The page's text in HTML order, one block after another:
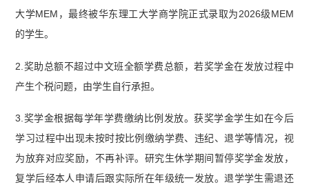
大学MEM，最终被华东理工大学商学院正式录取为2026级MEM
的学生。
2.奖助总额不超过中文班全额学费总额，若奖学金在发放过程中
产生个税问题，由学生自行承担。
3.奖学金根据每学年学费缴纳比例发放。获奖学金学生如在今后
学习过程中出现未按时按比例缴纳学费、违纪、退学等情况，视
为放弃对应奖励，不再补评。研究生休学期间暂停奖学金发放，
复学后经本人申请后跟实际所在年级统一发放。退学学生需退还